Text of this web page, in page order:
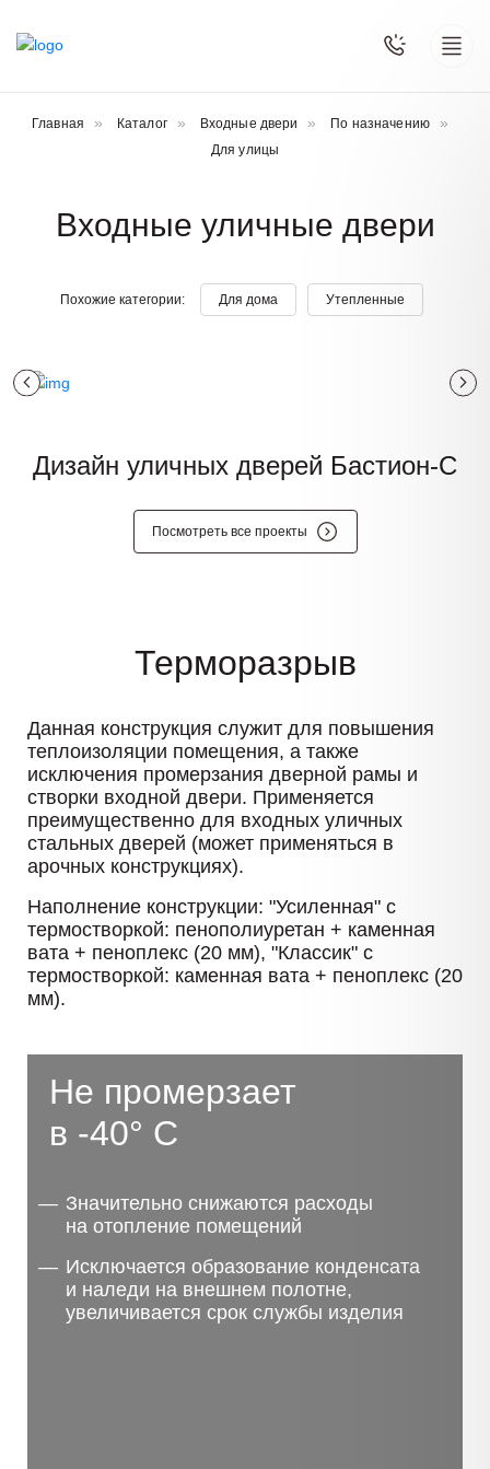
Главная Каталог Входные двери
По назначению
Для улицы
Входные уличные двери
Похожие категории: Для дома Утепленные
Дизайн уличных дверей Бастион-С
Посмотреть все проекты
Терморазрыв
Данная конструкция служит для повышения
теплоизоляции помещения, а также
исключения промерзания дверной рамы и
створки входной двери. Применяется
преимущественно для входных уличных
стальных дверей (может применяться в
арочных конструкциях).
Наполнение конструкции: "Усиленная" с
термостворкой: пенополиуретан + каменная
вата + пеноплекс (20 мм), "Классик" с
термостворкой: каменная вата + пеноплекс (20
мм).
Не промерзает
в -40° С
Значительно снижаются расходы
на отопление помещений
Исключается образование конденсата
и наледи на внешнем полотне,
увеличивается срок службы изделия